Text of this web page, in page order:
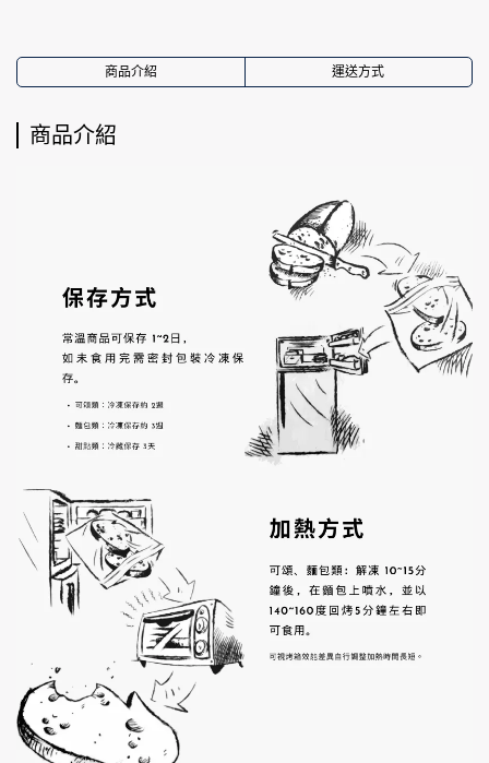
商品介紹 運送方式
商品介紹